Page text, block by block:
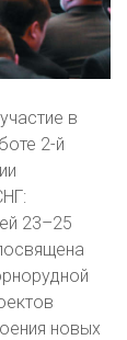
в
2-й
23–25
новых